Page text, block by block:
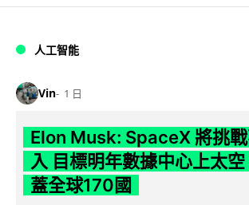
人工智能
Vin 1 日
Elon Musk: SpaceX 將挑
入 目標明年數據中心上太
蓋全球170國